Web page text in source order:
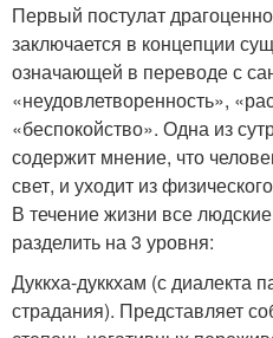
Первый постулат
заключается в концепции
означающей в переводе с
«неудовлетворенность»,
«беспокойство». Одна из
содержит мнение, что
свет, и уходит из
В течение жизни все
разделить на 3 уровня:
Дуккха-дуккхам (с диалекта
страдания). Представляет